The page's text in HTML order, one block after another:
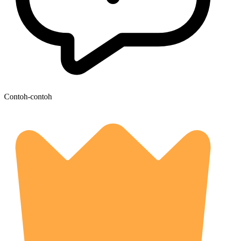
Contoh-contoh